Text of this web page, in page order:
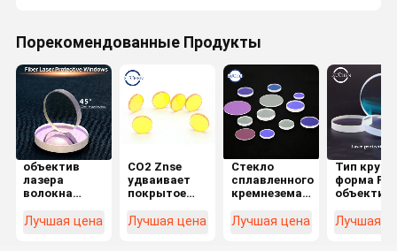
Порекомендованные Продукты
объектив
лазера
волокна
20x1mm
Лучшая цена
СО2 Znse
удваивает
покрытое
объектива
Лучшая цена
Стекло
сплавленного
кремнезема
объектив
Лучшая цена
Тип
форма
лазера
Лучшая